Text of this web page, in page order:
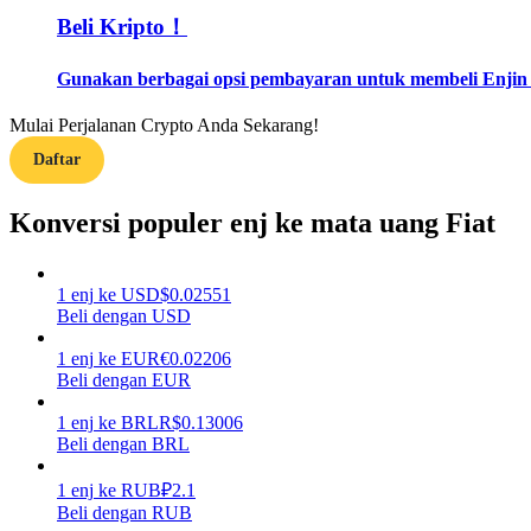
Panduan Pemula Berjangka
Pelajari cara untuk tetap menghasilkan keuntungan
Beli Kripto！
Gunakan berbagai opsi pembayaran untuk membeli
Mulai Perjalanan Crypto Anda Sekarang!
Daftar
Konversi populer enj ke mata uang Fiat
1 enj ke USD$0.02551
Beli dengan USD
1 enj ke EUR€0.02206
Beli dengan EUR
1 enj ke BRLR$0.13006
Beli dengan BRL
1 enj ke RUB₽2.1
Beli dengan RUB